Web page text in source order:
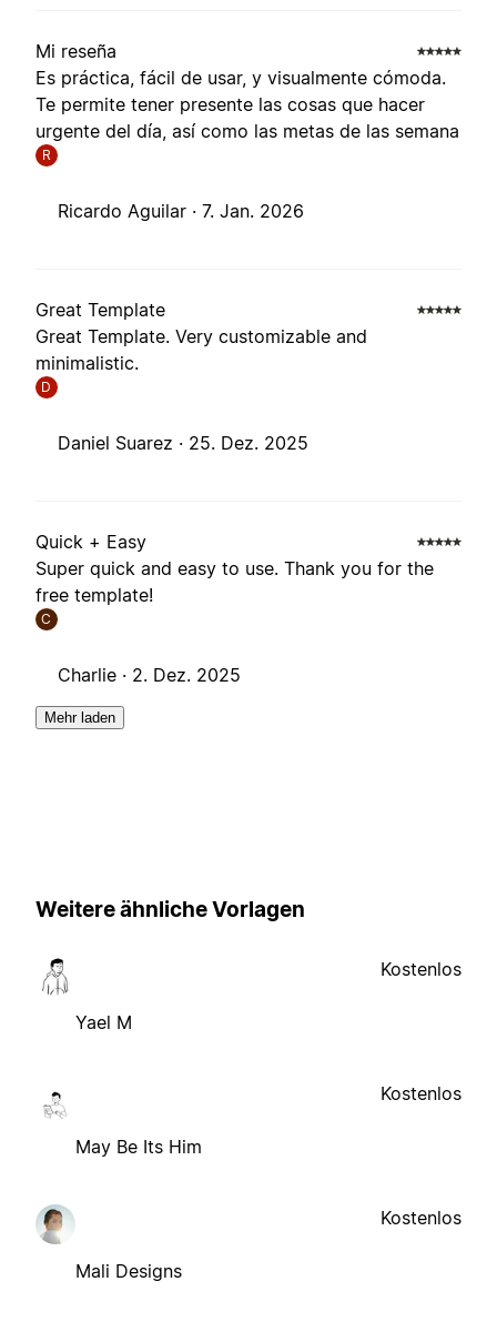
Mi reseña
Es práctica, fácil de usar, y visualmente cómoda.
Te permite tener presente las cosas que hacer
urgente del día, así como las metas de las semana
R
Ricardo Aguilar · 7. Jan. 2026
Great Template
Great Template. Very customizable and
minimalistic.
D
Daniel Suarez · 25. Dez. 2025
Quick + Easy
Super quick and easy to use. Thank you for the
free template!
C
Charlie · 2. Dez. 2025
Mehr laden
Weitere ähnliche Vorlagen
Yael M
Kostenlos
May Be Its Him
Kostenlos
Mali Designs
Kostenlos